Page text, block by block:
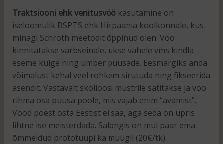
Traktsiooni ehk venitusvöö kasutamine on
iseloomulik BSPTS ehk Hispaania koolkonnale, kus
minagi Schroth meetodit õppinud olen. Vöö
kinnitatakse varbseinale, ukse vahele vms kindla
eseme külge ning ümber puusade. Eesmärgiks anda
võimalust kehal veel rohkem sirutuda ning fikseerida
asendit. Vastavalt skolioosi mustrile sätitakse ja vöö
rihma osa puusa poole, mis vajab enim “avamist”.
Vööd poest osta Eestist ei saa, aga seda on üpris
lihtne ise meisterdada. Salongis on mul paar ema
õmmeldud prototüüpi ka müügil (20€/tk).